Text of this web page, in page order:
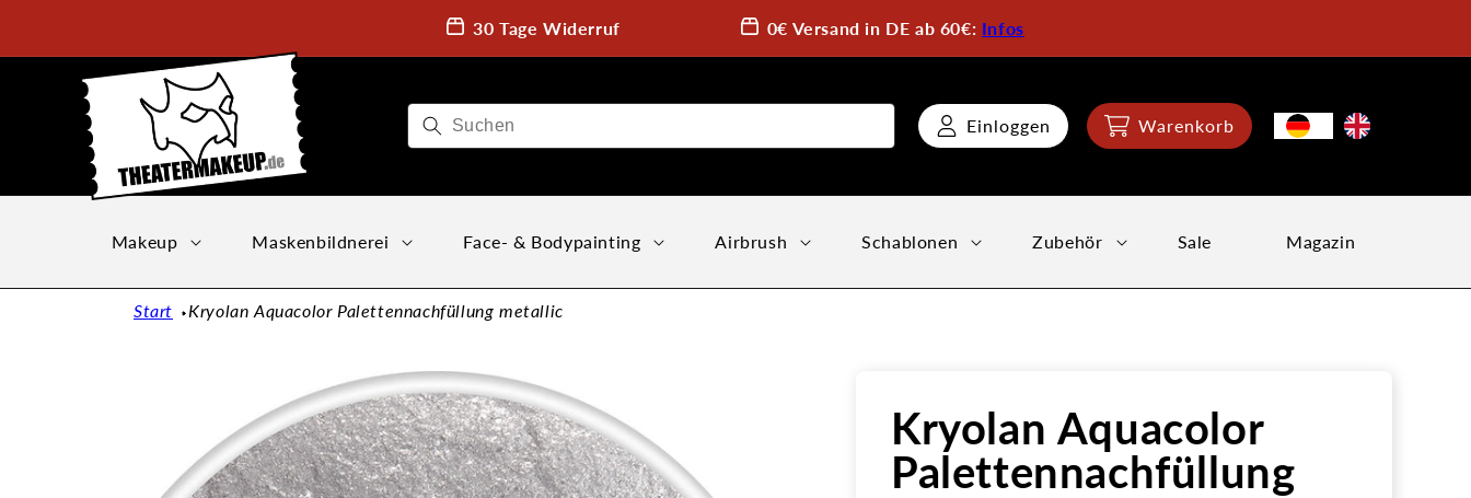
30 Tage Widerruf 0€ Versand in DE ab 60€: Infos
Einloggen Warenkorb
Makeup Maskenbildnerei Face- & Bodypainting Airbrush Schablonen Zubehör Sale Magazin
Start Kryolan Aquacolor Palettennachfüllung metallic
Kryolan Aquacolor
Palettennachfüllung